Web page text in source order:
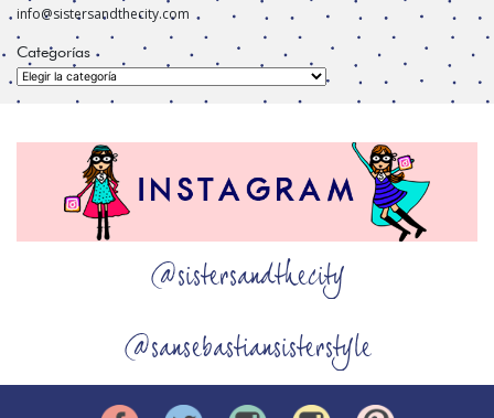
info@sistersandthecity.com
Categorías
Categorías
@sistersandthecity
@sansebastiansisterstyle